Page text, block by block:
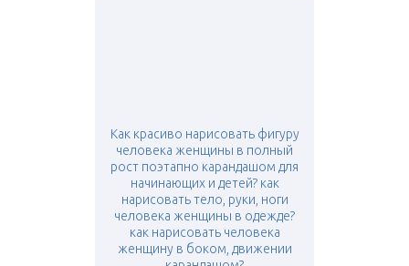
Как красиво нарисовать фигуру
человека женщины в полный
рост поэтапно карандашом для
начинающих и детей? как
нарисовать тело, руки, ноги
человека женщины в одежде?
как нарисовать человека
женщину в боком, движении